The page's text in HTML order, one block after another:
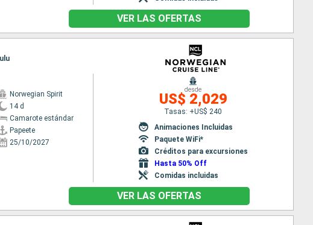
VER LAS OFERTAS
Norwegian Spirit
14 d
Camarote estándar
Papeete
25/10/2027
desde
US$ 2,029
Tasas: +US$ 240
Animaciones Incluidas
Paquete WiFi*
Créditos para excursiones
Hasta 50% Off
Comidas incluidas
VER LAS OFERTAS